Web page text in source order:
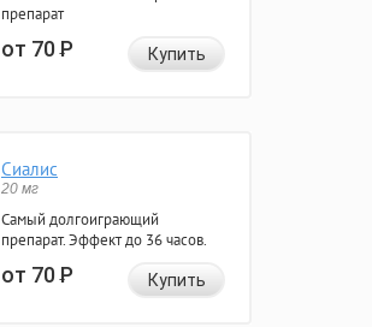
препарат
от 70Р Купить
Сиалис
20 мг
Самый долгоиграющий
препарат. Эффект до 36 часов.
от 70Р Купить